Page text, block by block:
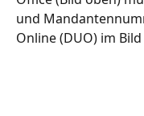
und
Online (DUO) im